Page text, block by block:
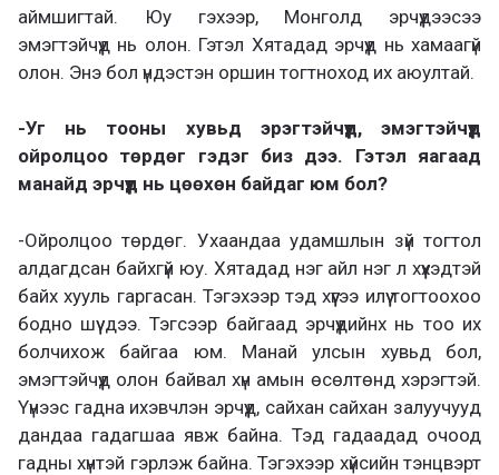
аймшигтай. Юу гэхээр, Монголд эрчүүдээсээ
эмэгтэйчүүд нь олон. Гэтэл Хятадад эрчүүд нь хамаагүй
олон. Энэ бол үндэстэн оршин тогтноход их аюултай.
-Уг нь тооны хувьд эрэгтэйчүүд, эмэгтэйчүүд
ойролцоо төрдөг гэдэг биз дээ. Гэтэл яагаад
манайд эрчүүд нь цөөхөн байдаг юм бол?
-Ойролцоо төрдөг. Ухаандаа удамшлын зүй тогтол
алдагдсан байхгүй юу. Хятадад нэг айл нэг л хүүхэдтэй
байх хууль гаргасан. Тэгэхээр тэд хүүгээ илүү тогтоохоо
бодно шүү дээ. Тэгсээр байгаад эрчүүдийнх нь тоо их
болчихож байгаа юм. Манай улсын хувьд бол,
эмэгтэйчүүд олон байвал хүн амын өсөлтөнд хэрэгтэй.
Үүнээс гадна ихэвчлэн эрчүүд, сайхан сайхан залуучууд
дандаа гадагшаа явж байна. Тэд гадаадад очоод
гадны хүнтэй гэрлэж байна. Тэгэхээр хүйсийн тэнцвэрт